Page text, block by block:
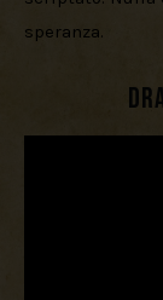
speranza.